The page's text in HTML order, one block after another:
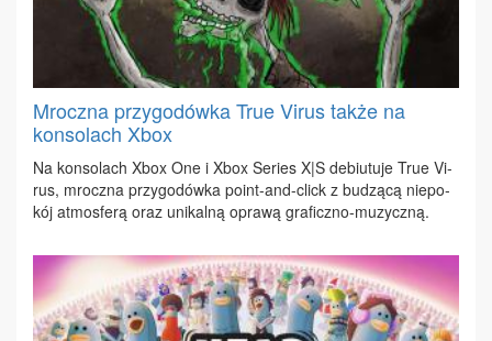
Mroczna przygodówka True Virus także na
konsolach Xbox
Na kon­so­lach Xbox One i Xbox Se­ries X|S de­biu­tu­je True Vi­
rus, mrocz­na przy­go­dów­ka po­int-and-click z bu­dzą­cą nie­po­
kój at­mos­fe­rą oraz uni­kal­ną opra­wą gra­ficz­no-mu­zycz­ną.